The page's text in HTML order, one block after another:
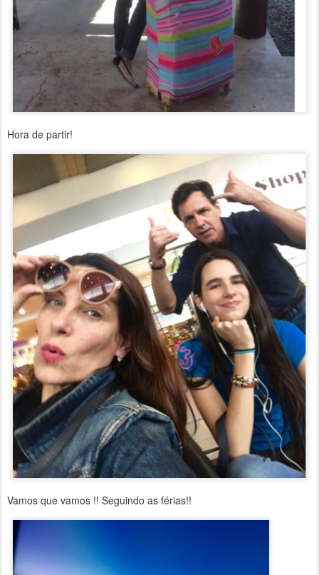
Hora de partir!
Vamos que vamos !! Seguindo as férias!!